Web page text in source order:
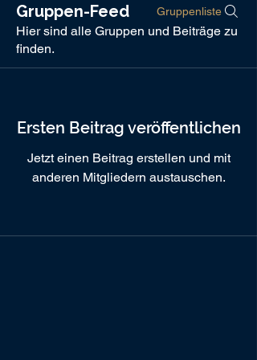
Gruppen-Feed Gruppenliste
Hier sind alle Gruppen und Beiträge zu
finden.
Ersten Beitrag veröffentlichen
Jetzt einen Beitrag erstellen und mit
anderen Mitgliedern austauschen.